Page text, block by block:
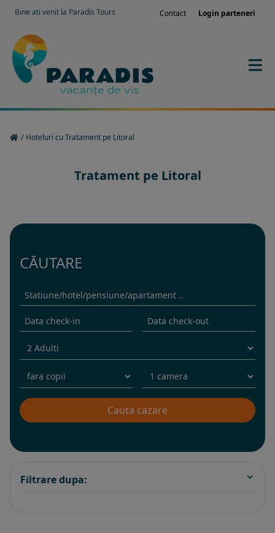
Bine ati venit la Paradis Tours Contact Login parteneri
/ Hoteluri cu Tratament pe Litoral
Tratament pe Litoral
CĂUTARE
Filtrare dupa: